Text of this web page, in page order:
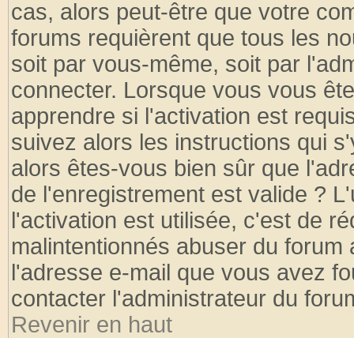
cas, alors peut-être que votre
forums requièrent que tous les
soit par vous-même, soit par
connecter. Lorsque vous vous
apprendre si l'activation est
suivez alors les instructions qui
alors êtes-vous bien sûr que
de l'enregistrement est valide ?
l'activation est utilisée, c'est de
malintentionnés abuser du
l'adresse e-mail que vous avez
contacter l'administrateur du
Revenir en haut